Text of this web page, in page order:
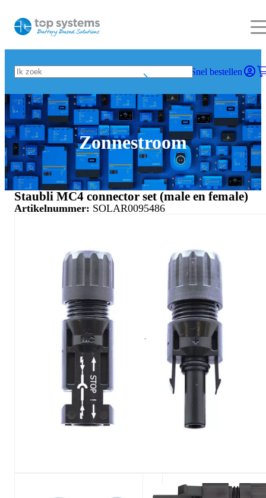
Snel bestellen
Zonnestroom
Staubli MC4 connector set (male en female)
Artikelnummer: SOLAR0095486